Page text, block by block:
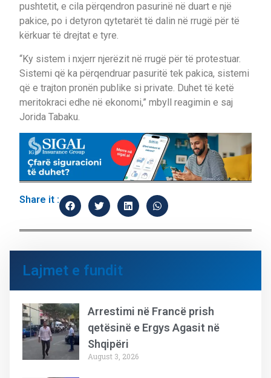
pushtetit, e cila përqendron pasurinë në duart e një
pakice, po i detyron qytetarët të dalin në rrugë për të
kërkuar të drejtat e tyre.
“Ky sistem i nxjerr njerëzit në rrugë për të protestuar.
Sistemi që ka përqendruar pasuritë tek pakica, sistemi
që e trajton pronën publike si private. Duhet të ketë
meritokraci edhe në ekonomi,” mbyll reagimin e saj
Jorida Tabaku.
Share it :
Lajmet e fundit
Arrestimi në Francë prish
qetësinë e Ergys Agasit në
Shqipëri
August 3, 2026